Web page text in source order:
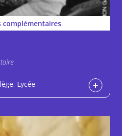
complémentaires
Lycée